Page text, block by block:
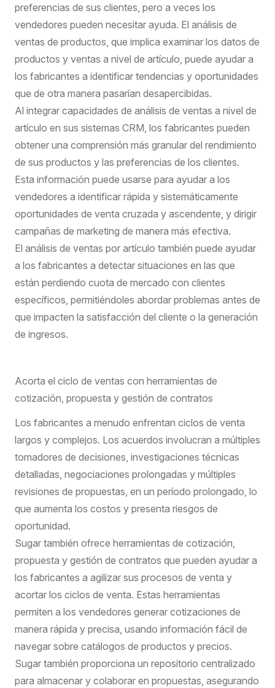
preferencias de sus clientes, pero a veces los
vendedores pueden necesitar ayuda. El análisis de
ventas de productos, que implica examinar los datos de
productos y ventas a nivel de artículo, puede ayudar a
los fabricantes a identificar tendencias y oportunidades
que de otra manera pasarían desapercibidas.
Al integrar capacidades de análisis de ventas a nivel de
artículo en sus sistemas CRM, los fabricantes pueden
obtener una comprensión más granular del rendimiento
de sus productos y las preferencias de los clientes.
Esta información puede usarse para ayudar a los
vendedores a identificar rápida y sistemáticamente
oportunidades de venta cruzada y ascendente, y dirigir
campañas de marketing de manera más efectiva.
El análisis de ventas por artículo también puede ayudar
a los fabricantes a detectar situaciones en las que
están perdiendo cuota de mercado con clientes
específicos, permitiéndoles abordar problemas antes de
que impacten la satisfacción del cliente o la generación
de ingresos.
Acorta el ciclo de ventas con herramientas de
cotización, propuesta y gestión de contratos
Los fabricantes a menudo enfrentan ciclos de venta
largos y complejos. Los acuerdos involucran a múltiples
tomadores de decisiones, investigaciones técnicas
detalladas, negociaciones prolongadas y múltiples
revisiones de propuestas, en un período prolongado, lo
que aumenta los costos y presenta riesgos de
oportunidad.
Sugar también ofrece herramientas de cotización,
propuesta y gestión de contratos que pueden ayudar a
los fabricantes a agilizar sus procesos de venta y
acortar los ciclos de venta. Estas herramientas
permiten a los vendedores generar cotizaciones de
manera rápida y precisa, usando información fácil de
navegar sobre catálogos de productos y precios.
Sugar también proporciona un repositorio centralizado
para almacenar y colaborar en propuestas, asegurando